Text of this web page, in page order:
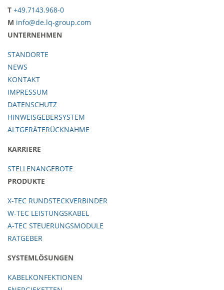
T +49.7143.968-0
M info@de.lq-group.com
UNTERNEHMEN
STANDORTE
NEWS
KONTAKT
IMPRESSUM
DATENSCHUTZ
HINWEISGEBERSYSTEM
ALTGERÄTERÜCKNAHME
KARRIERE
STELLENANGEBOTE
PRODUKTE
X-TEC RUNDSTECKVERBINDER
W-TEC LEISTUNGSKABEL
A-TEC STEUERUNGSMODULE
RATGEBER
SYSTEMLÖSUNGEN
KABELKONFEKTIONEN